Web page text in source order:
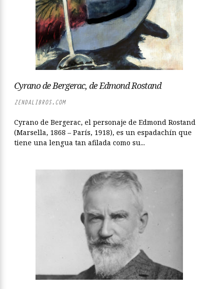
Cyrano de Bergerac, de Edmond Rostand
ZENDALIBROS.COM
Cyrano de Bergerac, el personaje de Edmond Rostand
(Marsella, 1868 – París, 1918), es un espadachín que
tiene una lengua tan afilada como su...